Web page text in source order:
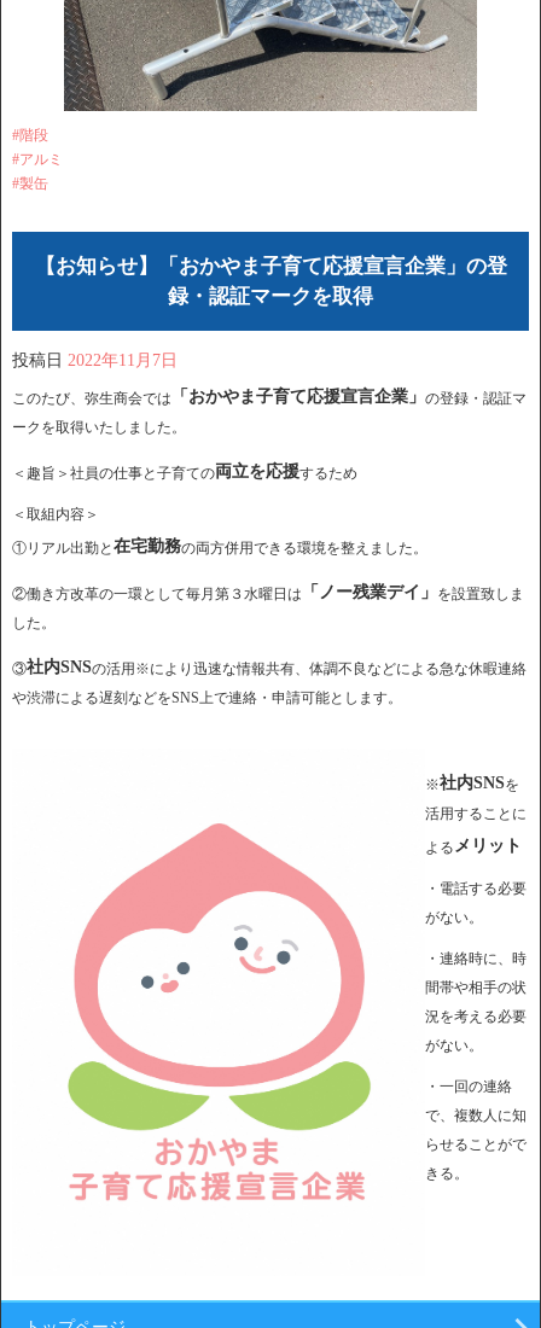
#階段
#アルミ
#製缶
【お知らせ】「おかやま子育て応援宣言企業」の登
録・認証マークを取得
投稿日 2022年11月7日
このたび、弥生商会では 「おかやま子育て応援宣言企業」 の登録・認証マ
ークを取得いたしました。
＜趣旨＞社員の仕事と子育ての両立を応援するため
＜取組内容＞
①リアル出勤と 在宅勤務の両方併用できる環境を整えました。
②働き方改革の一環として毎月第３水曜日は 「ノー残業デイ」 を設置致しま
した。
③社内SNSの活用※により迅速な情報共有、体調不良などによる急な休暇連絡
や渋滞による遅刻などをSNS上で連絡・申請可能とします。
※社内SNSを
活用することに
よるメリット
・電話する必要
がない。
・連絡時に、時
間帯や相手の状
況を考える必要
がない。
・一回の連絡
で、複数人に知
らせることがで
きる。